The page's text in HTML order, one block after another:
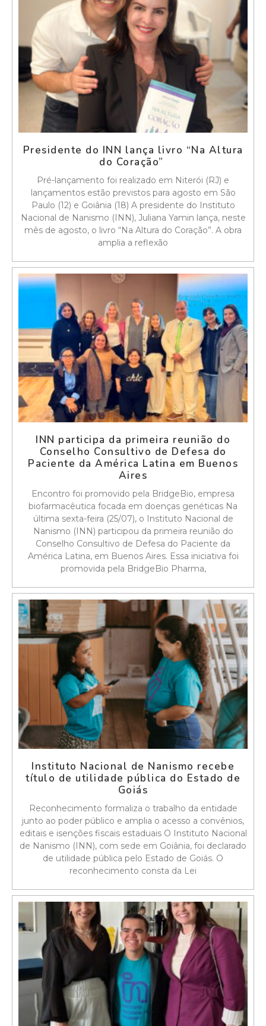
Presidente do INN lança livro “Na Altura
do Coração”
Pré-lançamento foi realizado em Niterói (RJ) e
lançamentos estão previstos para agosto em São
Paulo (12) e Goiânia (18) A presidente do Instituto
Nacional de Nanismo (INN), Juliana Yamin lança, neste
mês de agosto, o livro “Na Altura do Coração”. A obra
amplia a reflexão
INN participa da primeira reunião do
Conselho Consultivo de Defesa do
Paciente da América Latina em Buenos
Aires
Encontro foi promovido pela BridgeBio, empresa
biofarmacêutica focada em doenças genéticas Na
última sexta-feira (25/07), o Instituto Nacional de
Nanismo (INN) participou da primeira reunião do
Conselho Consultivo de Defesa do Paciente da
América Latina, em Buenos Aires. Essa iniciativa foi
promovida pela BridgeBio Pharma,
Instituto Nacional de Nanismo recebe
título de utilidade pública do Estado de
Goiás
Reconhecimento formaliza o trabalho da entidade
junto ao poder público e amplia o acesso a convênios,
editais e isenções fiscais estaduais O Instituto Nacional
de Nanismo (INN), com sede em Goiânia, foi declarado
de utilidade pública pelo Estado de Goiás. O
reconhecimento consta da Lei